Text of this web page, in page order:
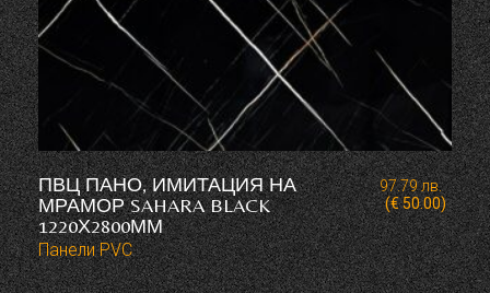
ПВЦ ПАНО, ИМИТАЦИЯ НА
МРАМОР SAHARA BLACK
1220Х2800ММ
97.79лв.
(€ 50.00)
Панели PVC